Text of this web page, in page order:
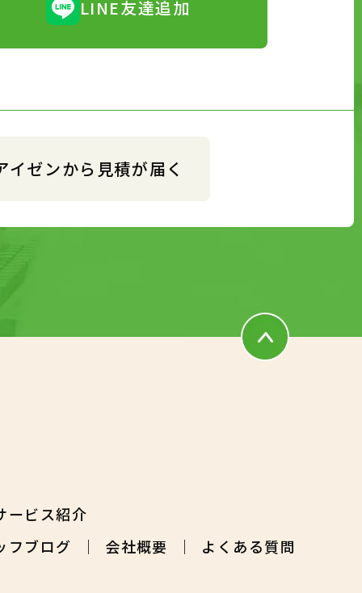
LINE友達追加
イゼンから見積が届く
ービス紹介
フブログ
会社概要 よくある質問